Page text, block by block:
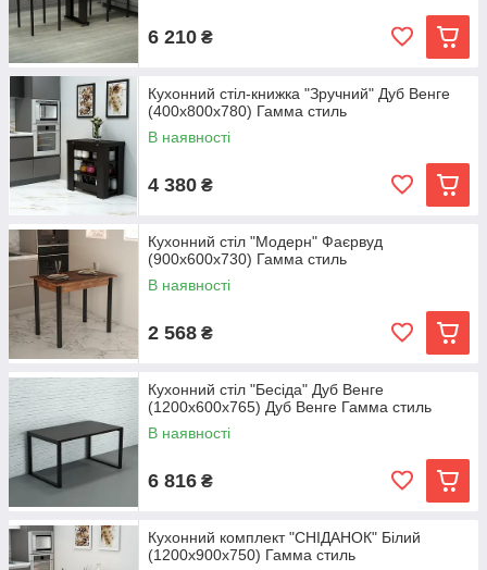
6 210 ₴
Кухонний стіл-книжка "Зручний" Дуб Венге
(400x800x780) Гамма стиль
В наявності
4 380 ₴
Кухонний стіл "Модерн" Фаєрвуд
(900x600x730) Гамма стиль
В наявності
2 568 ₴
Кухонний стіл "Бесіда" Дуб Венге
(1200x600x765) Дуб Венге Гамма стиль
В наявності
6 816 ₴
Кухонний комплект "СНІДАНОК" Білий
(1200x900x750) Гамма стиль